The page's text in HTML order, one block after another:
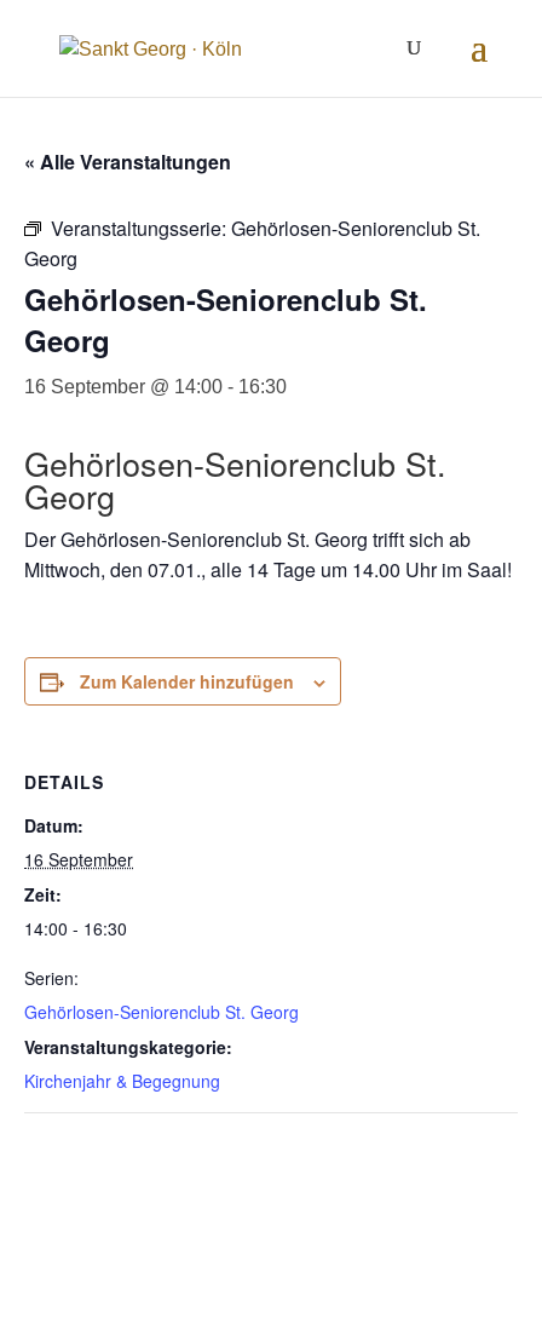
springen
« Alle Veranstaltungen
Veranstaltungsserie: Gehörlosen-Seniorenclub St.
Georg
Gehörlosen-Seniorenclub St.
Georg
16 September @ 14:00 - 16:30
Gehörlosen-Seniorenclub St.
Georg
Der Gehörlosen-Seniorenclub St. Georg trifft sich ab
Mittwoch, den 07.01., alle 14 Tage um 14.00 Uhr im Saal!
Zum Kalender hinzufügen
DETAILS
Datum:
16 September
Zeit:
14:00 - 16:30
Serien:
Gehörlosen-Seniorenclub St. Georg
Veranstaltungskategorie:
Kirchenjahr & Begegnung